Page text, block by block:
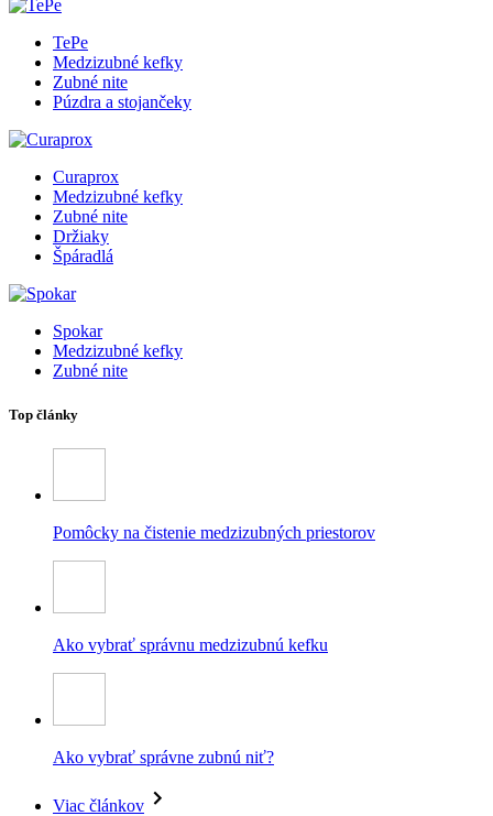
TePe
Medzizubné kefky
Zubné nite
Púzdra a stojančeky
Curaprox
Medzizubné kefky
Zubné nite
Držiaky
Špáradlá
Spokar
Medzizubné kefky
Zubné nite
Top články
Pomôcky na čistenie medzizubných priestorov
Ako vybrať správnu medzizubnú kefku
Ako vybrať správne zubnú niť?
Viac článkov